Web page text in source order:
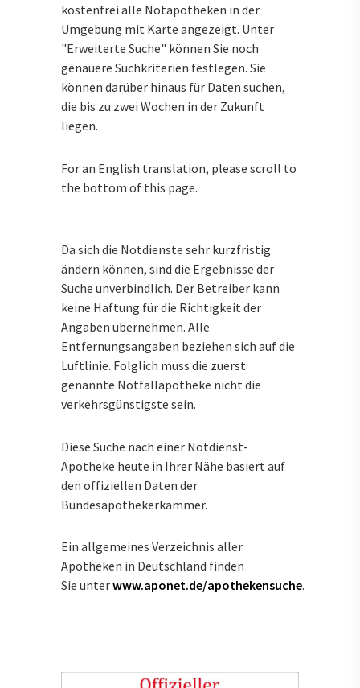
kostenfrei alle Notapotheken in der
Umgebung mit Karte angezeigt. Unter
"Erweiterte Suche" können Sie noch
genauere Suchkriterien festlegen. Sie
können darüber hinaus für Daten suchen,
die bis zu zwei Wochen in der Zukunft
liegen.
For an English translation, please scroll to
the bottom of this page.
Da sich die Notdienste sehr kurzfristig
ändern können, sind die Ergebnisse der
Suche unverbindlich. Der Betreiber kann
keine Haftung für die Richtigkeit der
Angaben übernehmen. Alle
Entfernungsangaben beziehen sich auf die
Luftlinie. Folglich muss die zuerst
genannte Notfallapotheke nicht die
verkehrsgünstigste sein.
Diese Suche nach einer Notdienst-
Apotheke heute in Ihrer Nähe basiert auf
den offiziellen Daten der
Bundesapothekerkammer.
Ein allgemeines Verzeichnis aller
Apotheken in Deutschland finden
Sie unterwww.aponet.de/apothekensuche.